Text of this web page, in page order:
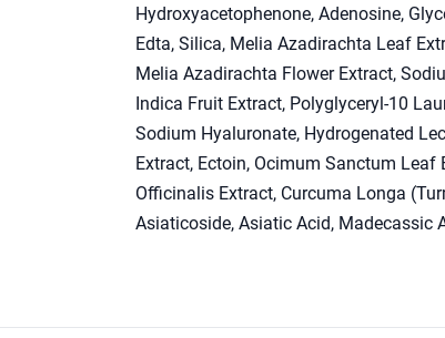
Hydroxyacetophenone, Adenosine,
Edta, Silica, Melia Azadirachta Leaf
Melia Azadirachta Flower Extract,
Indica Fruit Extract, Polyglyceryl-10
Sodium Hyaluronate, Hydrogenated
Extract, Ectoin, Ocimum Sanctum
Officinalis Extract, Curcuma Longa
Asiaticoside, Asiatic Acid, Madecassic